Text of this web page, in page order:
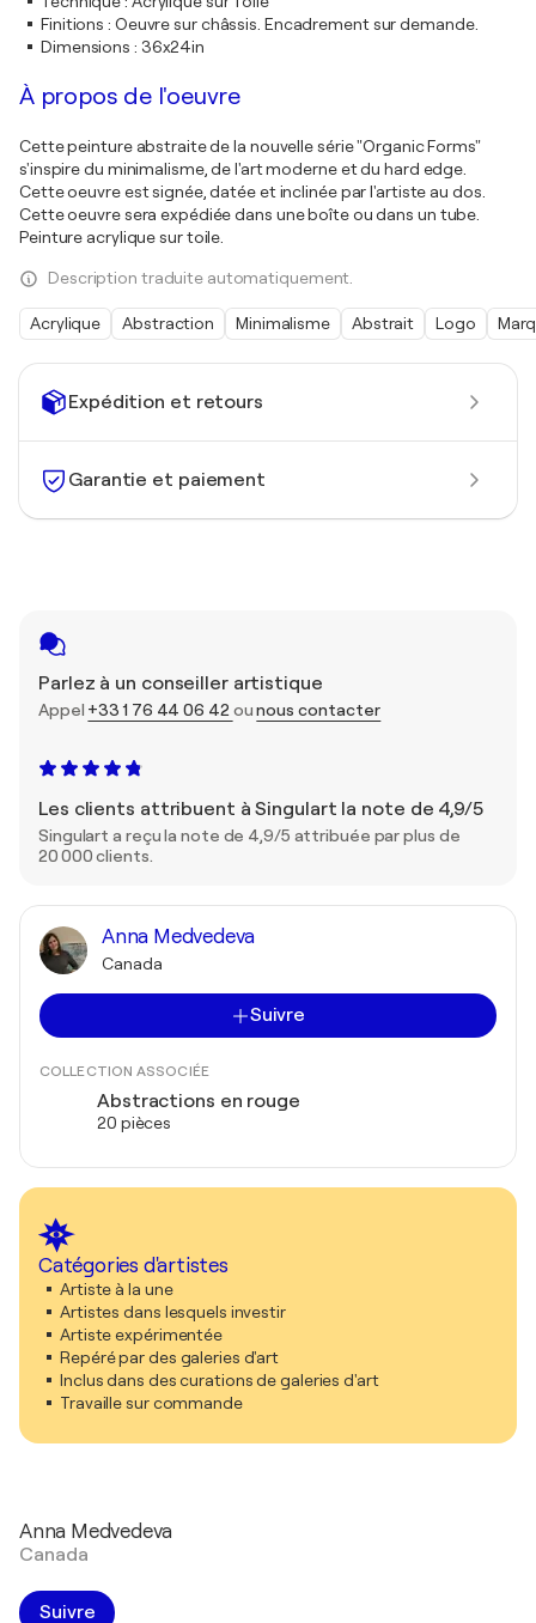
Expédition et retours
Garantie et paiement
Parlez à un conseiller artistique
Appel +33 1 76 44 06 42 ounous contacter
Les clients attribuent à Singulart la note de 4,9/5
Singulart a reçu la note de 4,9/5 attribuée par plus de
20 000 clients.
Anna Medvedeva
Canada
Suivre
COLLECTION ASSOCIÉE
Abstractions en rouge
20 pièces
Catégories d'artistes
Artiste à la une
Artistes dans lesquels investir
Artiste expérimentée
Repéré par des galeries d'art
Inclus dans des curations de galeries d'art
Travaille sur commande
Finitions : Oeuvre sur châssis. Encadrement sur demande.
Dimensions : 36x24in
À propos de l'oeuvre
Cette peinture abstraite de la nouvelle série "Organic Forms"
s'inspire du minimalisme, de l'art moderne et du hard edge.
Cette oeuvre est signée, datée et inclinée par l'artiste au dos.
Cette oeuvre sera expédiée dans une boîte ou dans un tube.
Peinture acrylique sur toile.
Description traduite automatiquement.
Acrylique Abstraction Minimalisme Abstrait Logo
Anna Medvedeva
Canada
Suivre